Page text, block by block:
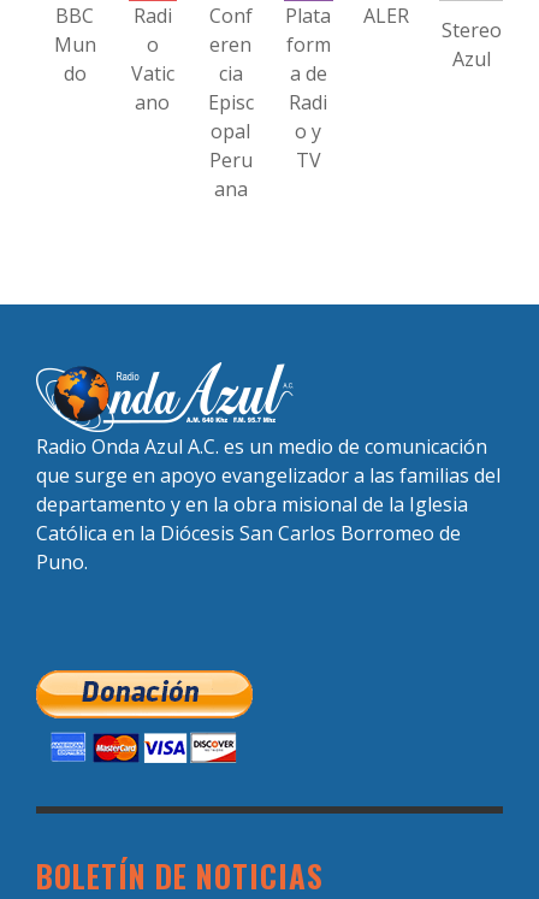
BBC
Mun
do
Radi
o
Vatic
ano
Conf
eren
cia
Episc
opal
Peru
ana
Plata
form
a de
Radi
o y
TV
ALER
Stereo
Azul
Radio Onda Azul A.C. es un medio de comunicación
que surge en apoyo evangelizador a las familias del
departamento y en la obra misional de la Iglesia
Católica en la Diócesis San Carlos Borromeo de
Puno.
BOLETÍN DE NOTICIAS